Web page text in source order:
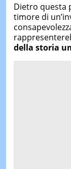
Dietro questa
timore di
della storia